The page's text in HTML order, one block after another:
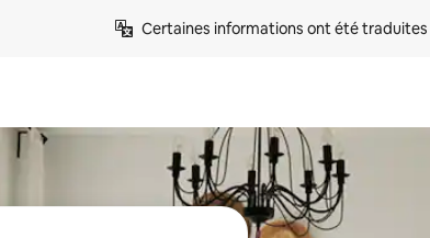
Certaines informations ont été